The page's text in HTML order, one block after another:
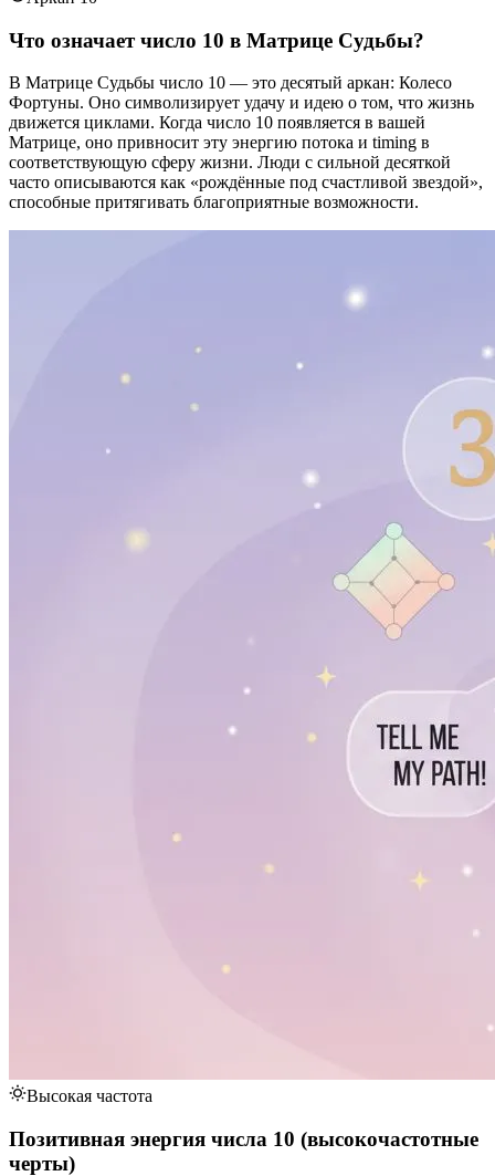
Что означает число 10 в Матрице Судьбы?
В Матрице Судьбы число 10 — это десятый аркан: Колесо
Фортуны. Оно символизирует удачу и идею о том, что жизнь
движется циклами. Когда число 10 появляется в вашей
Матрице, оно привносит эту энергию потока и timing в
соответствующую сферу жизни. Люди с сильной десяткой
часто описываются как «рождённые под счастливой звездой»,
способные притягивать благоприятные возможности.
Высокая частота
Позитивная энергия числа 10 (высокочастотные
черты)